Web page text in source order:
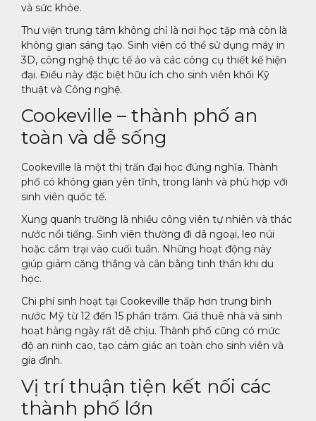
và sức khỏe.
Thư viện trung tâm không chỉ là nơi học tập mà còn là
không gian sáng tạo. Sinh viên có thể sử dụng máy in
3D, công nghệ thực tế ảo và các công cụ thiết kế hiện
đại. Điều này đặc biệt hữu ích cho sinh viên khối Kỹ
thuật và Công nghệ.
Cookeville – thành phố an
toàn và dễ sống
Cookeville là một thị trấn đại học đúng nghĩa. Thành
phố có không gian yên tĩnh, trong lành và phù hợp với
sinh viên quốc tế.
Xung quanh trường là nhiều công viên tự nhiên và thác
nước nổi tiếng. Sinh viên thường đi dã ngoại, leo núi
hoặc cắm trại vào cuối tuần. Những hoạt động này
giúp giảm căng thẳng và cân bằng tinh thần khi du
học.
Chi phí sinh hoạt tại Cookeville thấp hơn trung bình
nước Mỹ từ 12 đến 15 phần trăm. Giá thuê nhà và sinh
hoạt hàng ngày rất dễ chịu. Thành phố cũng có mức
độ an ninh cao, tạo cảm giác an toàn cho sinh viên và
gia đình.
Vị trí thuận tiện kết nối các
thành phố lớn